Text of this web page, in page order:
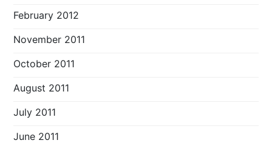
February 2012
November 2011
October 2011
August 2011
July 2011
June 2011